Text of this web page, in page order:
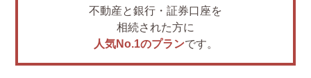
不動産と銀行・証券口座を
相続された方に
人気No.1のプランです。